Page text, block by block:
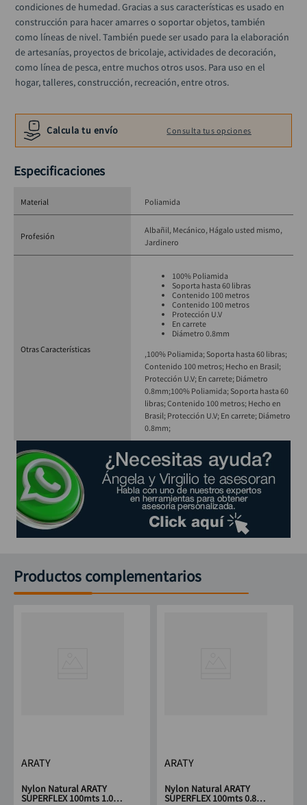
condiciones de humedad. Gracias a sus características es usado en
construcción para hacer amarres o soportar objetos, también
como líneas de nivel. También puede ser usado para la elaboración
de artesanías, proyectos de bricolaje, actividades de decoración,
como línea de pesca, entre muchos otros usos. Para uso en el
hogar, talleres, construcción, recreación, entre otros.
Calcula tu envío Consulta tus opciones
Especificaciones
Material Poliamida
Profesión
Albañil Mecánico Hágalo usted mismo
Jardinero
Otras Características
100% Poliamida
Soporta hasta 60 libras
Contenido 100 metros
Contenido 100 metros
Protección U.V
En carrete
Diámetro 0.8mm
,100% Poliamida; Soporta hasta 60 libras;
Contenido 100 metros; Hecho en Brasil;
Protección U.V; En carrete; Diámetro
0.8mm;100% Poliamida; Soporta hasta 60
libras; Contenido 100 metros; Hecho en
Brasil; Protección U.V; En carrete; Diámetro
0.8mm;
Productos complementarios
ARATY
Nylon Natural ARATY
SUPERFLEX 100mts 1.00
ARATY
Nylon Natural ARATY
SUPERFLEX 100mts 0.80